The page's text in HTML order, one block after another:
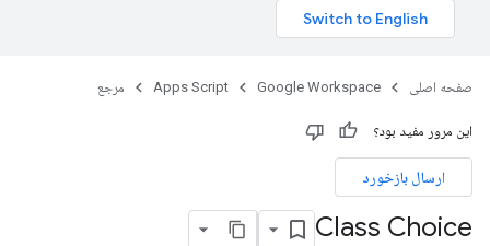
صفحه اصلی Google Workspace
Apps Script مرجع
این مرور مفید بود؟
ارسال بازخورد
Class Choice